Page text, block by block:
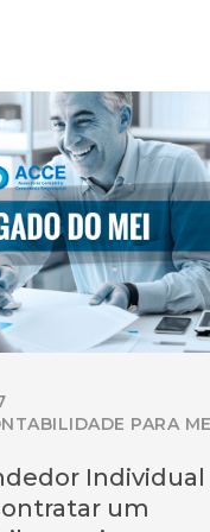
PARA
Individual
um